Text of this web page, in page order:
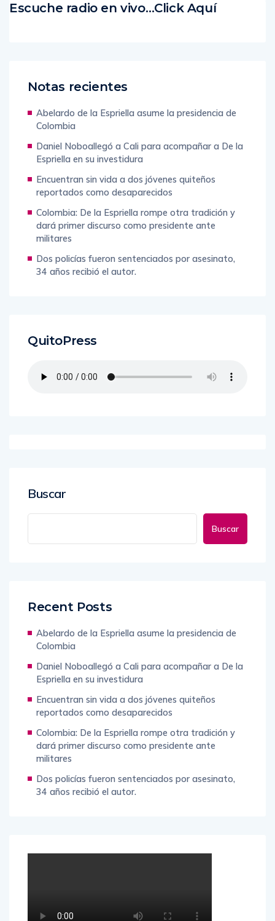
Escuche radio en vivo…Click Aquí
Notas recientes
Abelardo de la Espriella asume la presidencia de
Colombia
Daniel Noboallegó a Cali para acompañar a De la
Espriella en su investidura
Encuentran sin vida a dos jóvenes quiteños
reportados como desaparecidos
Colombia: De la Espriella rompe otra tradición y
dará primer discurso como presidente ante
militares
Dos policías fueron sentenciados por asesinato,
34 años recibió el autor.
QuitoPress
Buscar
Buscar
Recent Posts
Abelardo de la Espriella asume la presidencia de
Colombia
Daniel Noboallegó a Cali para acompañar a De la
Espriella en su investidura
Encuentran sin vida a dos jóvenes quiteños
reportados como desaparecidos
Colombia: De la Espriella rompe otra tradición y
dará primer discurso como presidente ante
militares
Dos policías fueron sentenciados por asesinato,
34 años recibió el autor.